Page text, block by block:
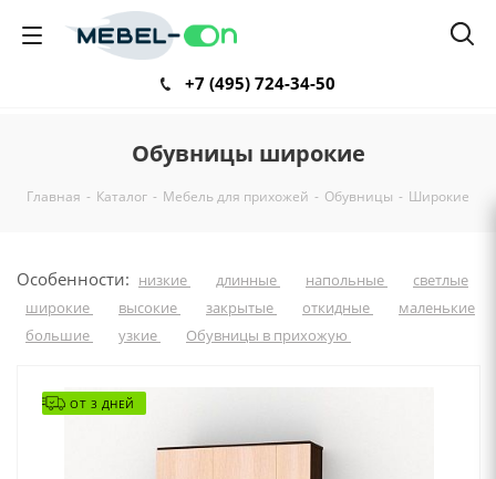
+7 (495) 724-34-50
Обувницы широкие
Главная - Каталог - Мебель для прихожей - Обувницы - Широкие
Особенности: низкие длинные напольные
светлые
широкие
высокие закрытые откидные
маленькие
большие
узкие Обувницы в прихожую
ОТ 3 ДНЕЙ